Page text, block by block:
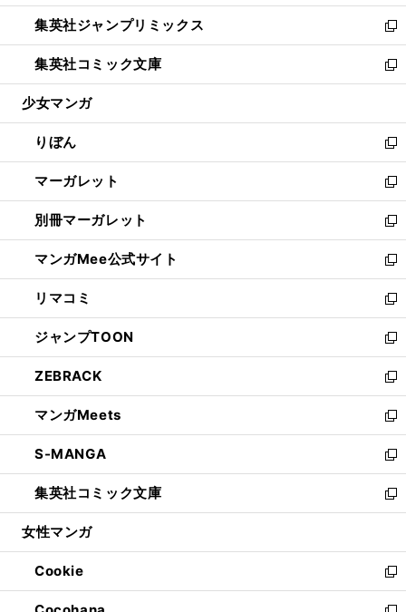
開
く
ウ
で
開
く
ン
ド
ウ
で
開
ウ
ィ
ン
ド
ウ
開
く
し
い
ウ
ィ
ン
ウ
で
開
く
集英社ジャンプリミックス
新
し
い
ウ
ン
ド
ウ
で
開
く
集英社コミック文庫
新
し
ウ
ィ
ン
ド
ウ
で
開
く
少女マンガ
りぼん
新
し
い
ウ
ィ
ン
ド
ウ
で
開
く
マーガレット
新
し
い
ウ
ィ
ン
ド
ウ
で
開
く
別冊マーガレット
新
し
い
ウ
ィ
ン
ド
ウ
で
開
く
マンガMee公式サイト
新
し
い
ウ
ィ
ン
ド
ウ
で
開
く
リマコミ
新
し
い
ウ
ィ
ン
ド
ウ
で
開
く
ジャンプTOON
新
し
い
ウ
ィ
ン
ド
ウ
で
開
ZEBRACK
新
し
い
ウ
ィ
ン
ド
ウ
開
く
マンガMeets
新
し
い
ウ
ィ
ン
ウ
で
開
S-MANGA
新
し
い
ウ
ン
ド
ウ
集英社コミック文庫
新
し
ウ
ィ
ン
女性マンガ
Cookie
新
し